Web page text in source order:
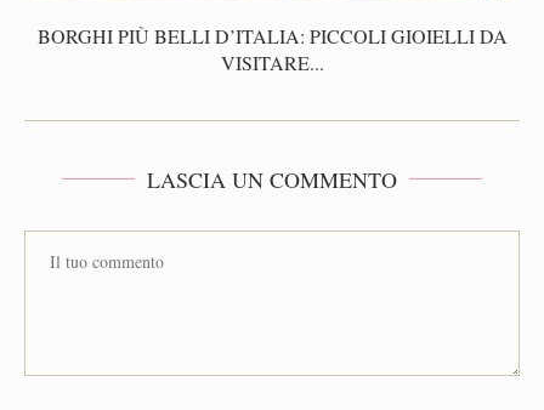
BORGHI PIÙ BELLI D’ITALIA: PICCOLI GIOIELLI DA
VISITARE...
LASCIA UN COMMENTO